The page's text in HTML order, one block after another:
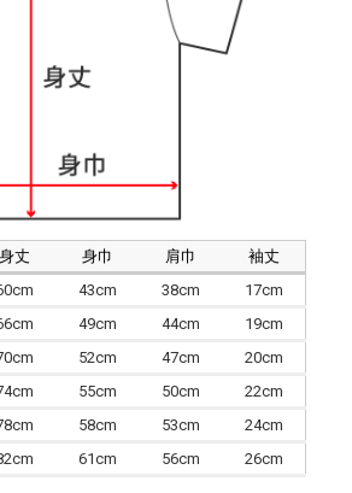
身丈 身巾 肩巾
袖丈
43cm 38cm
17cm
49cm 44cm
19cm
52cm 47cm
20cm
55cm 50cm
22cm
58cm 53cm
24cm
61cm 56cm 26cm